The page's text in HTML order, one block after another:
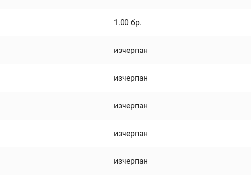
1.00 бр.
изчерпан
изчерпан
изчерпан
изчерпан
изчерпан